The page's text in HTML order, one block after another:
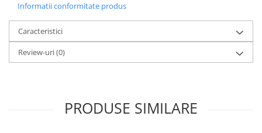
Informatii conformitate produs
Caracteristici
Review-uri(0)
PRODUSE SIMILARE